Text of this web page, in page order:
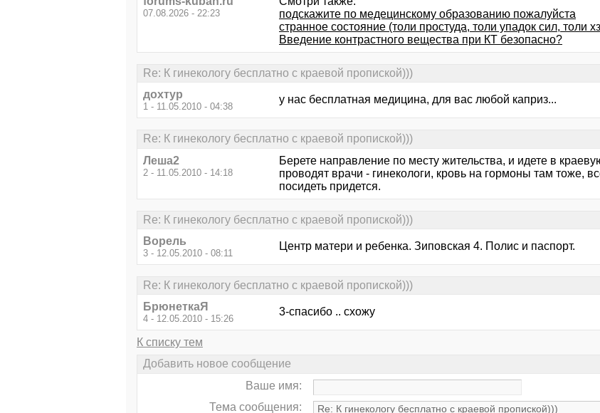
07.08.2026 - 22:23
подскажите по медецинскому образованию пожалуйста
странное состояние (толи простуда, толи упадок сил, толи
Введение контрастного вещества при КТ безопасно?
Re: К гинекологу бесплатно с краевой пропиской)))
дохтур
1 - 11.05.2010 - 04:38
у нас бесплатная медицина, для вас любой каприз...
Re: К гинекологу бесплатно с краевой пропиской)))
Леша2
2 - 11.05.2010 - 14:18
Берете направление по месту жительства, и идете в
проводят врачи - гинекологи, кровь на гормоны там тоже,
посидеть придется.
Re: К гинекологу бесплатно с краевой пропиской)))
Ворель
3 - 12.05.2010 - 08:11
Центр матери и ребенка. Зиповская 4. Полис и паспорт.
Re: К гинекологу бесплатно с краевой пропиской)))
БрюнеткаЯ
4 - 12.05.2010 - 15:26
3-спасибо .. схожу
К списку тем
Добавить новое сообщение
Ваше имя:
Тема сообщения: